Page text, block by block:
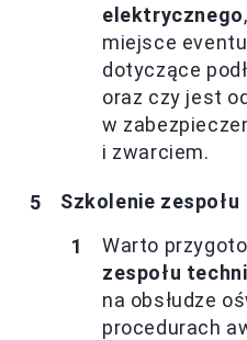
elektrycznego
miejsce
dotyczące
oraz czy jest
w
i zwarciem.
Szkolenie zespołu
Warto
zespołu
na obsłudze
procedurach